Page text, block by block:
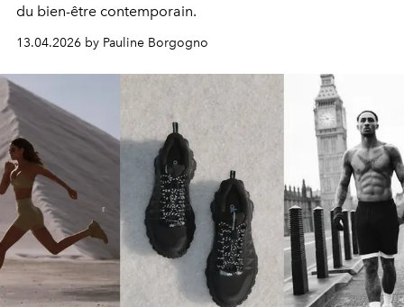
du bien-être contemporain.
13.04.2026 by Pauline Borgogno